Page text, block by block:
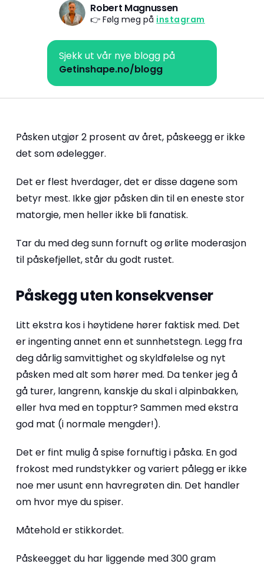
Robert Magnussen
👉 Følg meg på instagram
Sjekk ut vår nye blogg på
Getinshape.no/blogg
Påsken utgjør 2 prosent av året, påskeegg er ikke
det som ødelegger.
Det er flest hverdager, det er disse dagene som
betyr mest. Ikke gjør påsken din til en eneste stor
matorgie, men heller ikke bli fanatisk.
Tar du med deg sunn fornuft og ørlite moderasjon
til påskefjellet, står du godt rustet.
Påskegg uten konsekvenser
Litt ekstra kos i høytidene hører faktisk med. Det
er ingenting annet enn et sunnhetstegn. Legg fra
deg dårlig samvittighet og skyldfølelse og nyt
påsken med alt som hører med. Da tenker jeg å
gå turer, langrenn, kanskje du skal i alpinbakken,
eller hva med en topptur? Sammen med ekstra
god mat (i normale mengder!).
Det er fint mulig å spise fornuftig i påska. En god
frokost med rundstykker og variert pålegg er ikke
noe mer usunt enn havregrøten din. Det handler
om hvor mye du spiser.
Måtehold er stikkordet.
Påskeegget du har liggende med 300 gram